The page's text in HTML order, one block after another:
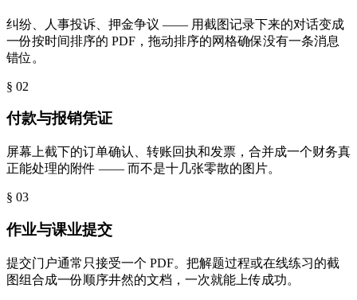
纠纷、人事投诉、押金争议 —— 用截图记录下来的对话变成
一份按时间排序的 PDF，拖动排序的网格确保没有一条消息
错位。
§ 02
付款与报销凭证
屏幕上截下的订单确认、转账回执和发票，合并成一个财务真
正能处理的附件 —— 而不是十几张零散的图片。
§ 03
作业与课业提交
提交门户通常只接受一个 PDF。把解题过程或在线练习的截
图组合成一份顺序井然的文档，一次就能上传成功。